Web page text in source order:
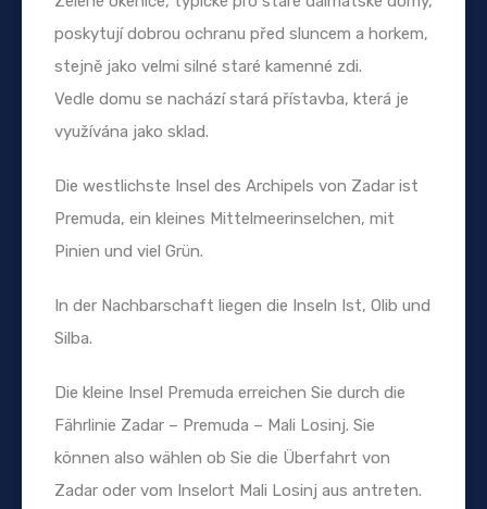
poskytují dobrou ochranu před sluncem a horkem,
stejně jako velmi silné staré kamenné zdi.
Vedle domu se nachází stará přístavba, která je
využívána jako sklad.
Die westlichste Insel des Archipels von Zadar ist
Premuda, ein kleines Mittelmeerinselchen, mit
Pinien und viel Grün.
In der Nachbarschaft liegen die Inseln Ist, Olib und
Silba.
Die kleine Insel Premuda erreichen Sie durch die
Fährlinie Zadar – Premuda – Mali Losinj. Sie
können also wählen ob Sie die Überfahrt von
Zadar oder vom Inselort Mali Losinj aus antreten.